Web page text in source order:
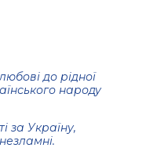
до рідної
народу
за Україну,